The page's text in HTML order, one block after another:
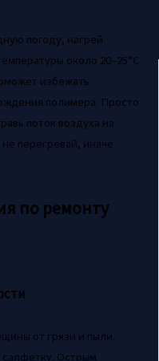
погоду, нагрей
около 20–25°C
избежать
полимера. Просто
поток воздуха на
перегревай, иначе
по ремонту
от грязи и пыли.
салфетку. Острым